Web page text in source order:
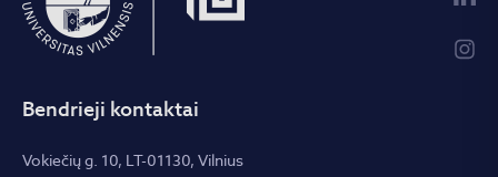
Bendrieji kontaktai
Vokiečių g. 10, LT-01130, Vilnius